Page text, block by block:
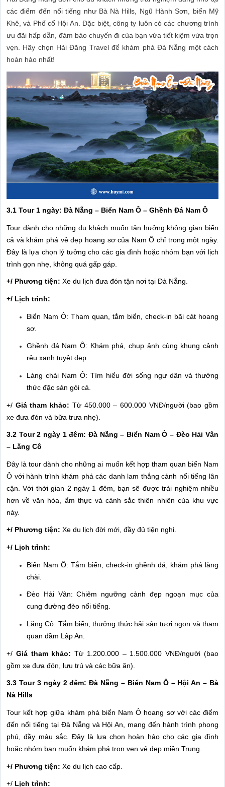
các điểm đến nổi tiếng như Bà Nà Hills, Ngũ Hành Sơn, biển Mỹ
Khê, và Phố cổ Hội An. Đặc biệt, công ty luôn có các chương trình
ưu đãi hấp dẫn, đảm bảo chuyến đi của bạn vừa tiết kiệm vừa trọn
vẹn. Hãy chọn Hải Đăng Travel để khám phá Đà Nẵng một cách
hoàn hảo nhất!
3.1 Tour 1 ngày: Đà Nẵng – Biển Nam Ô – Ghềnh Đá Nam Ô
Tour dành cho những du khách muốn tận hưởng không gian biển
cả và khám phá vẻ đẹp hoang sơ của Nam Ô chỉ trong một ngày.
Đây là lựa chọn lý tưởng cho các gia đình hoặc nhóm bạn với lịch
trình gọn nhẹ, không quá gấp gáp.
+/ Phương tiện: Xe du lịch đưa đón tận nơi tại Đà Nẵng.
+/ Lịch trình:
Biển Nam Ô: Tham quan, tắm biển, check-in bãi cát hoang
sơ.
Ghềnh đá Nam Ô: Khám phá, chụp ảnh cùng khung cảnh
rêu xanh tuyệt đẹp.
Làng chài Nam Ô: Tìm hiểu đời sống ngư dân và thưởng
thức đặc sản gỏi cá.
+/ Giá tham khảo: Từ 450.000 – 600.000 VNĐ/người (bao gồm
xe đưa đón và bữa trưa nhẹ).
3.2 Tour 2 ngày 1 đêm: Đà Nẵng – Biển Nam Ô – Đèo Hải Vân
– Lăng Cô
Đây là tour dành cho những ai muốn kết hợp tham quan biển Nam
Ô với hành trình khám phá các danh lam thắng cảnh nổi tiếng lân
cận. Với thời gian 2 ngày 1 đêm, bạn sẽ được trải nghiệm nhiều
hơn về văn hóa, ẩm thực và cảnh sắc thiên nhiên của khu vực
này.
+/ Phương tiện: Xe du lịch đời mới, đầy đủ tiện nghi.
+/ Lịch trình:
Biển Nam Ô: Tắm biển, check-in ghềnh đá, khám phá làng
chài.
Đèo Hải Vân: Chiêm ngưỡng cảnh đẹp ngoạn mục của
cung đường đèo nổi tiếng.
Lăng Cô: Tắm biển, thưởng thức hải sản tươi ngon và tham
quan đầm Lập An.
+/ Giá tham khảo: Từ 1.200.000 – 1.500.000 VNĐ/người (bao
gồm xe đưa đón, lưu trú và các bữa ăn).
3.3 Tour 3 ngày 2 đêm: Đà Nẵng – Biển Nam Ô – Hội An – Bà
Nà Hills
Tour kết hợp giữa khám phá biển Nam Ô hoang sơ với các điểm
đến nổi tiếng tại Đà Nẵng và Hội An, mang đến hành trình phong
phú, đầy màu sắc. Đây là lựa chọn hoàn hảo cho các gia đình
hoặc nhóm bạn muốn khám phá trọn vẹn vẻ đẹp miền Trung.
+/ Phương tiện: Xe du lịch cao cấp.
+/ Lịch trình: